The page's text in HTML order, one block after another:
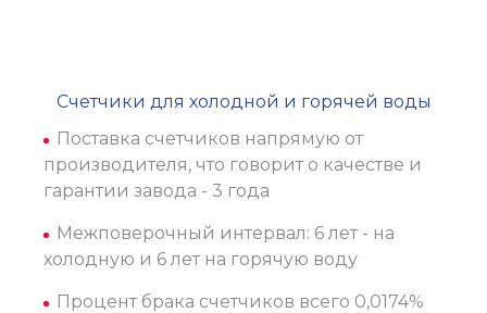
Счетчики для холодной и горячей воды
Поставка счетчиков напрямую от
производителя, что говорит о качестве и
гарантии завода - 3 года
Межповерочный интервал: 6 лет - на
холодную и 6 лет на горячую воду
Процент брака счетчиков всего 0,0174%